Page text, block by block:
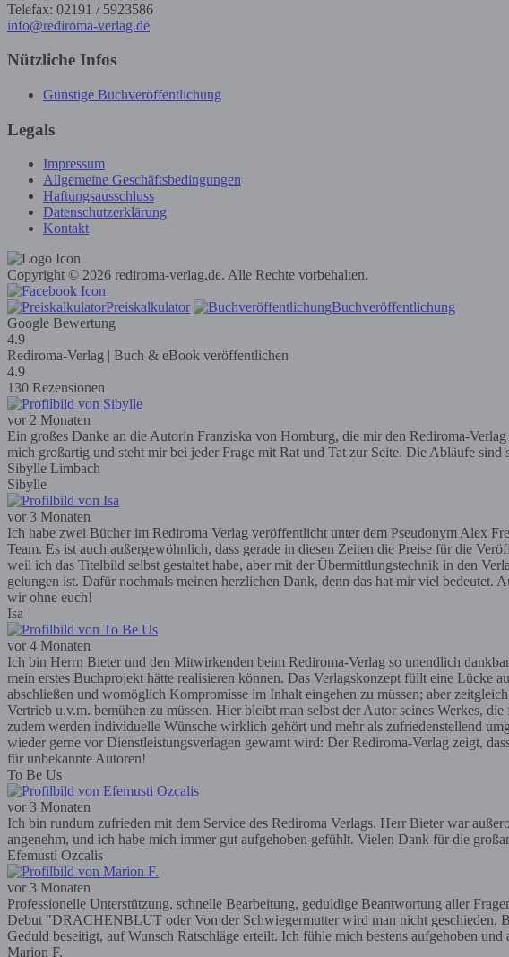
Telefax: 02191 / 5923586
info@rediroma-verlag.de
Nützliche Infos
Günstige Buchveröffentlichung
Legals
Impressum
Allgemeine Geschäftsbedingungen
Haftungsausschluss
Datenschutzerklärung
Kontakt
Copyright © 2026 rediroma-verlag.de. Alle Rechte vorbehalten.
Preiskalkulator
Buchveröffentlichung
Google Bewertung
4.9
Rediroma-Verlag | Buch & eBook veröffentlichen
4.9
130 Rezensionen
vor 2 Monaten
Ein großes Danke an die Autorin Franziska von Homburg, die mir den Rediroma-
mich großartig und steht mir bei jeder Frage mit Rat und Tat zur Seite. Die Abläufe
Sibylle Limbach
Sibylle
vor 3 Monaten
Ich habe zwei Bücher im Rediroma Verlag veröffentlicht unter dem Pseudonym Alex
Team. Es ist auch außergewöhnlich, dass gerade in diesen Zeiten die Preise für die
weil ich das Titelbild selbst gestaltet habe, aber mit der Übermittlungstechnik in den
gelungen ist. Dafür nochmals meinen herzlichen Dank, denn das hat mir viel bedeutet.
wir ohne euch!
Isa
vor 4 Monaten
Ich bin Herrn Bieter und den Mitwirkenden beim Rediroma-Verlag so unendlich
mein erstes Buchprojekt hätte realisieren können. Das Verlagskonzept füllt eine Lücke
abschließen und womöglich Kompromisse im Inhalt eingehen zu müssen; aber
Vertrieb u.v.m. bemühen zu müssen. Hier bleibt man selbst der Autor seines Werkes,
zudem werden individuelle Wünsche wirklich gehört und mehr als zufriedenstellend
wieder gerne vor Dienstleistungsverlagen gewarnt wird: Der Rediroma-Verlag zeigt,
für unbekannte Autoren!
To Be Us
vor 3 Monaten
Ich bin rundum zufrieden mit dem Service des Rediroma Verlags. Herr Bieter war
angenehm, und ich habe mich immer gut aufgehoben gefühlt. Vielen Dank für die
Efemusti Ozcalis
vor 3 Monaten
Professionelle Unterstützung, schnelle Bearbeitung, geduldige Beantwortung aller
Debut "DRACHENBLUT oder Von der Schwiegermutter wird man nicht geschieden,
Geduld beseitigt, auf Wunsch Ratschläge erteilt. Ich fühle mich bestens aufgehoben
Marion F.